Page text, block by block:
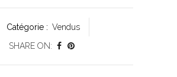
Catégorie : Vendus
SHARE ON: